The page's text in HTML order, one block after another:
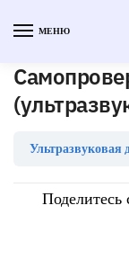
МЕНЮ
Ультразвуковая
Поделитесь